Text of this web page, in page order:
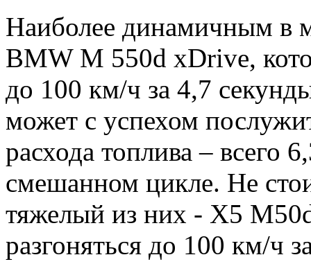
Наиболее динамичным в
BMW M 550d xDrive,
до 100 км/ч за 4,7
может с успехом
расхода топлива – всего
смешанном цикле. Не
тяжелый из них - X5
разгоняться до 100 км/ч